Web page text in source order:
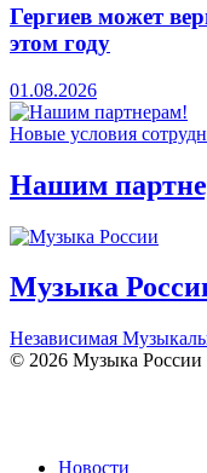
Гергиев может
этом году
01.08.2026
Новые условия
Нашим
Музыка
Независимая
© 2026 Музыка России
Новости